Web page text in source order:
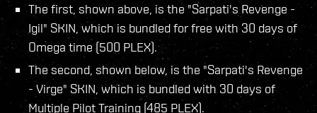
The first, shown above, is the "Sarpati's Revenge -
Igil" SKIN, which is bundled for free with 30 days of
Omega time (500 PLEX).
The second, shown below, is the "Sarpati's Revenge
- Virge" SKIN, which is bundled with 30 days of
Multiple Pilot Training (485 PLEX).